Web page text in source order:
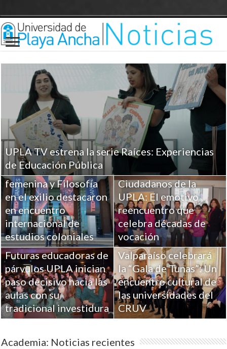
UPLA TV estrena la serie Raíces: Experiencias
de Educación Pública
Investigaciones UPLA
sobre Religiosidad
femenina y Filosofía
en el exilio destacaron
en encuentro
internacional de
estudios coloniales
Ciudadanos de la
UPLA: El emotivo
reencuentro que
celebra décadas de
vocación
Futuras educadoras de
párvulos UPLA inician
paso decisivo hacia las
aulas con su
tradicional investidura
Valparaíso celebrará
la “Gala de Tunas”: Un
encuentro cultural de
las universidades del
CRUV
Academia: Noticias recientes